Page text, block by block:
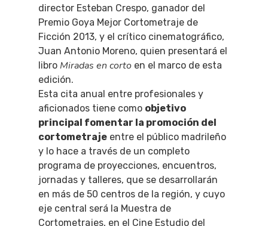
director Esteban Crespo, ganador del
Premio Goya Mejor Cortometraje de
Ficción 2013, y el crítico cinematográfico,
Juan Antonio Moreno, quien presentará el
libro Miradas en corto en el marco de esta
edición.
Esta cita anual entre profesionales y
aficionados tiene como objetivo
principal fomentar la promoción del
cortometraje entre el público madrileño
y lo hace a través de un completo
programa de proyecciones, encuentros,
jornadas y talleres, que se desarrollarán
en más de 50 centros de la región, y cuyo
eje central será la Muestra de
Cortometrajes, en el Cine Estudio del